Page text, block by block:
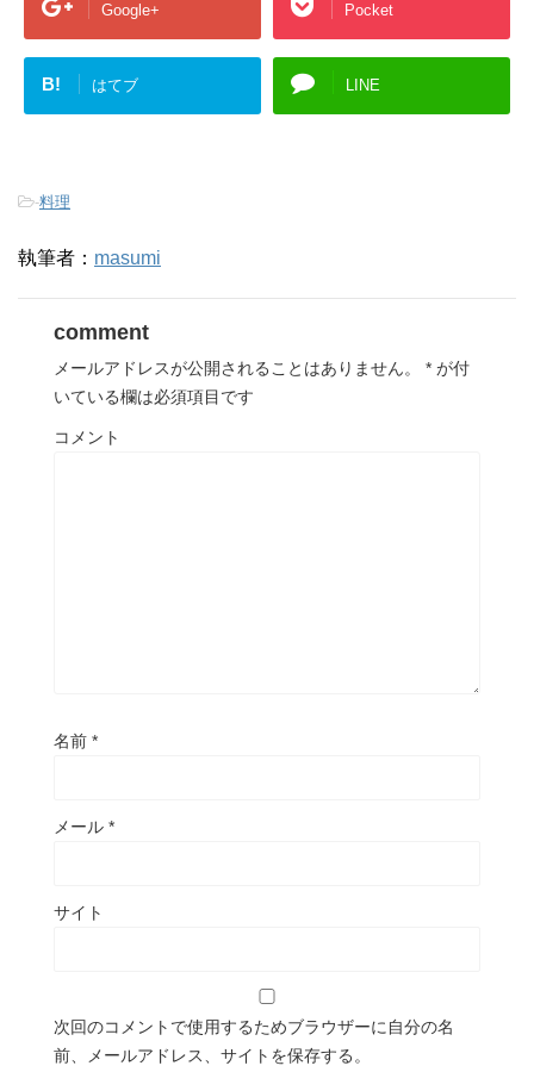
Google+ Pocket
B! はてブ LINE
-料理
執筆者： masumi
comment
メールアドレスが公開されることはありません。 * が付
いている欄は必須項目です
コメント
名前 *
メール *
サイト
次回のコメントで使用するためブラウザーに自分の名
前、メールアドレス、サイトを保存する。